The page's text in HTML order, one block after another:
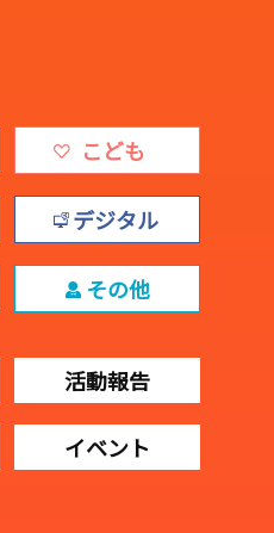
こども
デジタル
その他
活動報告
イベント